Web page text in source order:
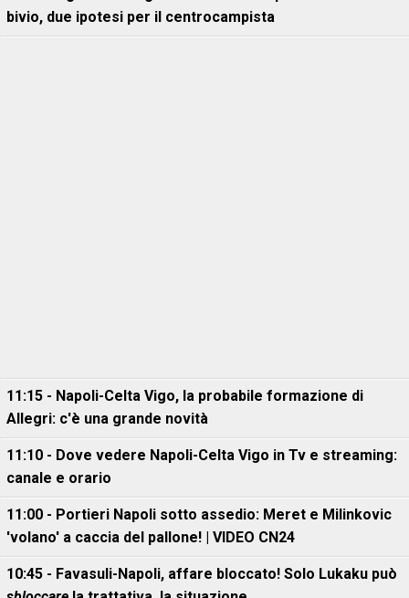
bivio, due ipotesi per il centrocampista
11:15 - Napoli-Celta Vigo, la probabile formazione di
Allegri: c'è una grande novità
11:10 - Dove vedere Napoli-Celta Vigo in Tv e streaming:
canale e orario
11:00 - Portieri Napoli sotto assedio: Meret e Milinkovic
'volano' a caccia del pallone! | VIDEO CN24
10:45 - Favasuli-Napoli, affare bloccato! Solo Lukaku può